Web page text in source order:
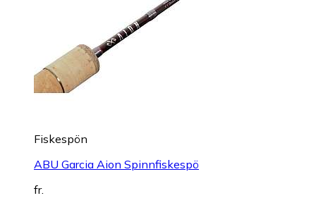
Fiskespön
ABU Garcia Aion Spinnfiskespö
fr.